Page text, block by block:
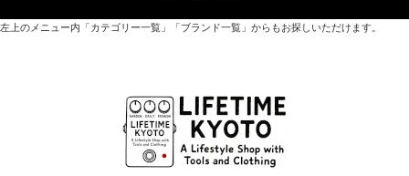
左上のメニュー内「カテゴリー一覧」「ブランド一覧」からもお探しいただけます。
オリジナルを含むファッションアイテムが中心の
京都・紫野にあるライフスタイルショップです。
京都府京都市北区紫野上築山町21（1階と2階）